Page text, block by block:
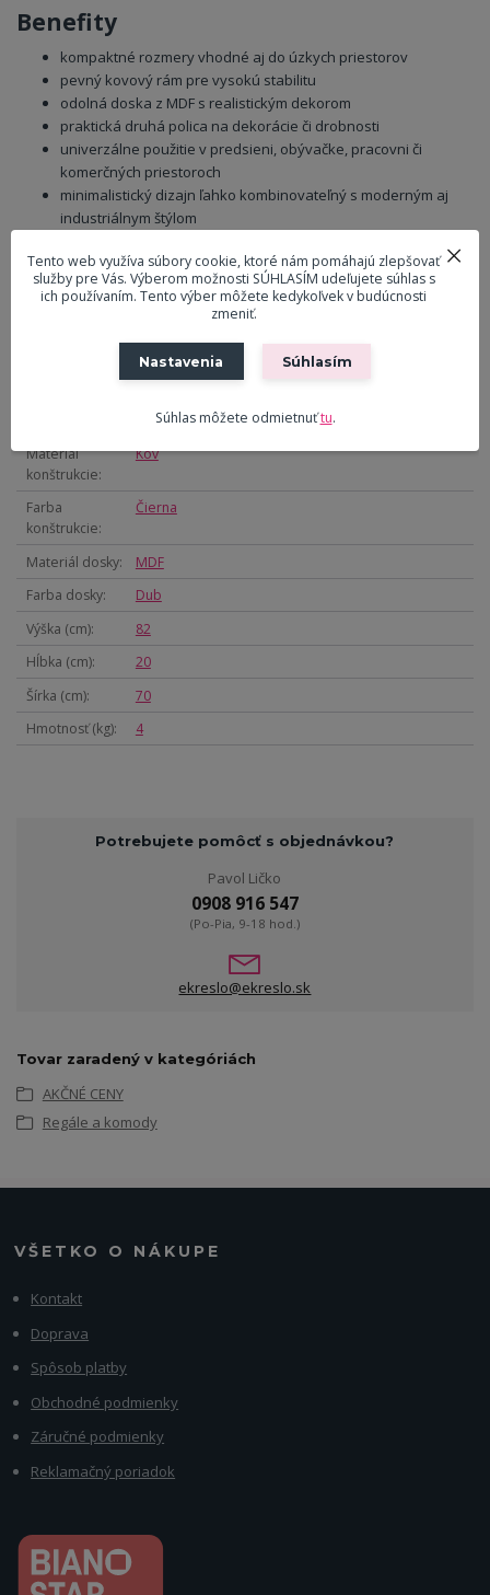
Benefity
kompaktné rozmery vhodné aj do úzkych priestorov
pevný kovový rám pre vysokú stabilitu
odolná doska z MDF s realistickým dekorom
praktická druhá polica na dekorácie či drobnosti
univerzálne použitie v predsieni, obývačke, pracovni či
komerčných priestoroch
minimalistický dizajn ľahko kombinovateľný s moderným aj
industriálnym štýlom
Konzolový stolík poskytuje ideálne spojenie praktickej police,
elegantného tvaru a pevnej konštrukcie, vďaka čomu je funkčným a
Materiál
konštrukcie
Kov
Farba
konštrukcie
Čierna
Materiál dosky
MDF
Farba dosky
Dub
Výška (cm)
82
Hĺbka (cm)
20
Šírka (cm)
70
Hmotnosť (kg)
4
Potrebujete pomôcť s objednávkou?
Pavol Ličko
0908 916 547
(Po-Pia, 9-18 hod.)
ekreslo@ekreslo.sk
Tovar zaradený v kategóriách
AKČNÉ CENY
Regále a komody
VŠETKO O NÁKUPE
Kontakt
Doprava
Spôsob platby
Obchodné podmienky
Záručné podmienky
Reklamačný poriadok
Tento web využíva súbory cookie, ktoré nám pomáhajú zlepšovať
služby pre Vás. Výberom možnosti SÚHLASÍM udeľujete súhlas s
ich používaním. Tento výber môžete kedykoľvek v budúcnosti
zmeniť.
Nastavenia Súhlasím
Súhlas môžete odmietnuťtu.